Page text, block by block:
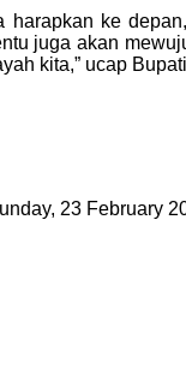
Sama
harapkan ke
juga akan
kita,” ucap
23 February